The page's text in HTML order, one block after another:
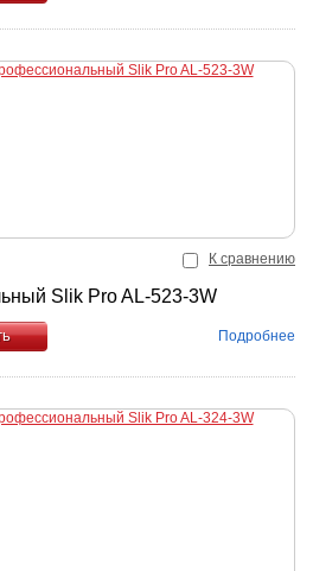
К сравнению
Slik Pro AL-523-3W
Подробнее